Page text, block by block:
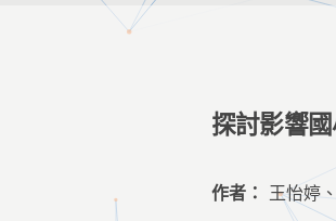
探討影響
作者： 王怡婷